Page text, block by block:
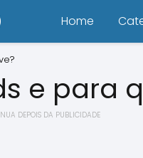
Home
e para
DEPOIS DA PUBLICIDADE